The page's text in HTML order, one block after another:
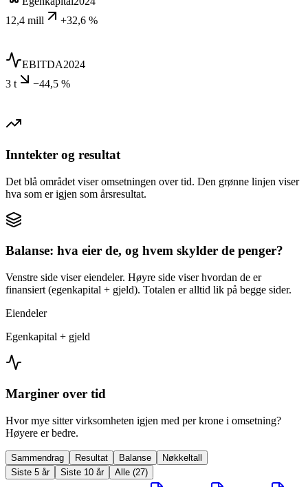
12,4 mill
+32,6 %
EBITDA2024
3 t
−44,5 %
Inntekter og resultat
Det blå området viser omsetningen over tid. Den grønne linjen viser
hva som er igjen som årsresultat.
Balanse: hva eier de, og hvem skylder de penger?
Venstre side viser eiendeler. Høyre side viser hvordan de er
finansiert (egenkapital + gjeld). Totalen er alltid lik på begge sider.
Eiendeler
Egenkapital + gjeld
Marginer over tid
Hvor mye sitter virksomheten igjen med per krone i omsetning?
Høyere er bedre.
Sammendrag Resultat Balanse
Nøkkeltall
Siste 5 år
Siste 10 år Alle (27)